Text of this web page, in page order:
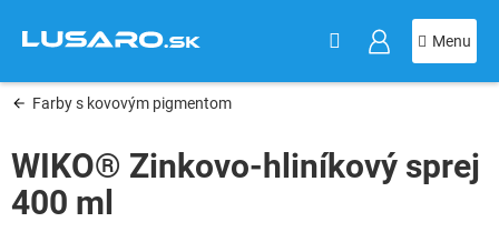
obsah
Farby s kovovým pigmentom
WIKO® Zinkovo-hliníkový sprej
400 ml